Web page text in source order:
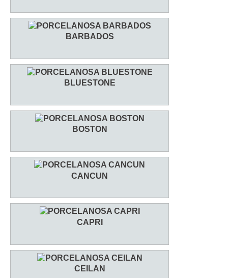
BARBADOS
BLUESTONE
BOSTON
CANCUN
CAPRI
CEILAN